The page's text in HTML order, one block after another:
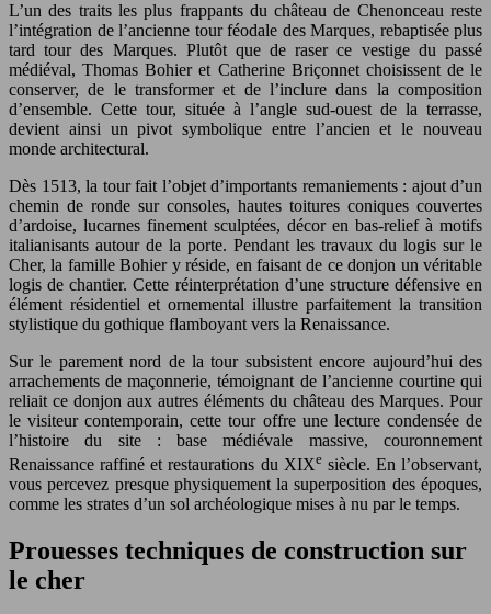
L’un des traits les plus frappants du château de Chenonceau reste
l’intégration de l’ancienne tour féodale des Marques, rebaptisée plus
tard tour des Marques. Plutôt que de raser ce vestige du passé
médiéval, Thomas Bohier et Catherine Briçonnet choisissent de le
conserver, de le transformer et de l’inclure dans la composition
d’ensemble. Cette tour, située à l’angle sud-ouest de la terrasse,
devient ainsi un pivot symbolique entre l’ancien et le nouveau
monde architectural.
Dès 1513, la tour fait l’objet d’importants remaniements : ajout d’un
chemin de ronde sur consoles, hautes toitures coniques couvertes
d’ardoise, lucarnes finement sculptées, décor en bas-relief à motifs
italianisants autour de la porte. Pendant les travaux du logis sur le
Cher, la famille Bohier y réside, en faisant de ce donjon un véritable
logis de chantier. Cette réinterprétation d’une structure défensive en
élément résidentiel et ornemental illustre parfaitement la transition
stylistique du gothique flamboyant vers la Renaissance.
Sur le parement nord de la tour subsistent encore aujourd’hui des
arrachements de maçonnerie, témoignant de l’ancienne courtine qui
reliait ce donjon aux autres éléments du château des Marques. Pour
le visiteur contemporain, cette tour offre une lecture condensée de
l’histoire du site : base médiévale massive, couronnement
Renaissance raffiné et restaurations du XIXesiècle. En l’observant,
vous percevez presque physiquement la superposition des époques,
comme les strates d’un sol archéologique mises à nu par le temps.
Prouesses techniques de construction sur
le cher